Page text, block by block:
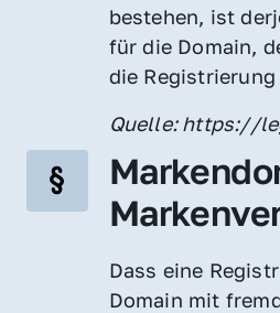
bestehen, ist
für die Domain,
die
Quelle: https://
Dass eine
Domain mit